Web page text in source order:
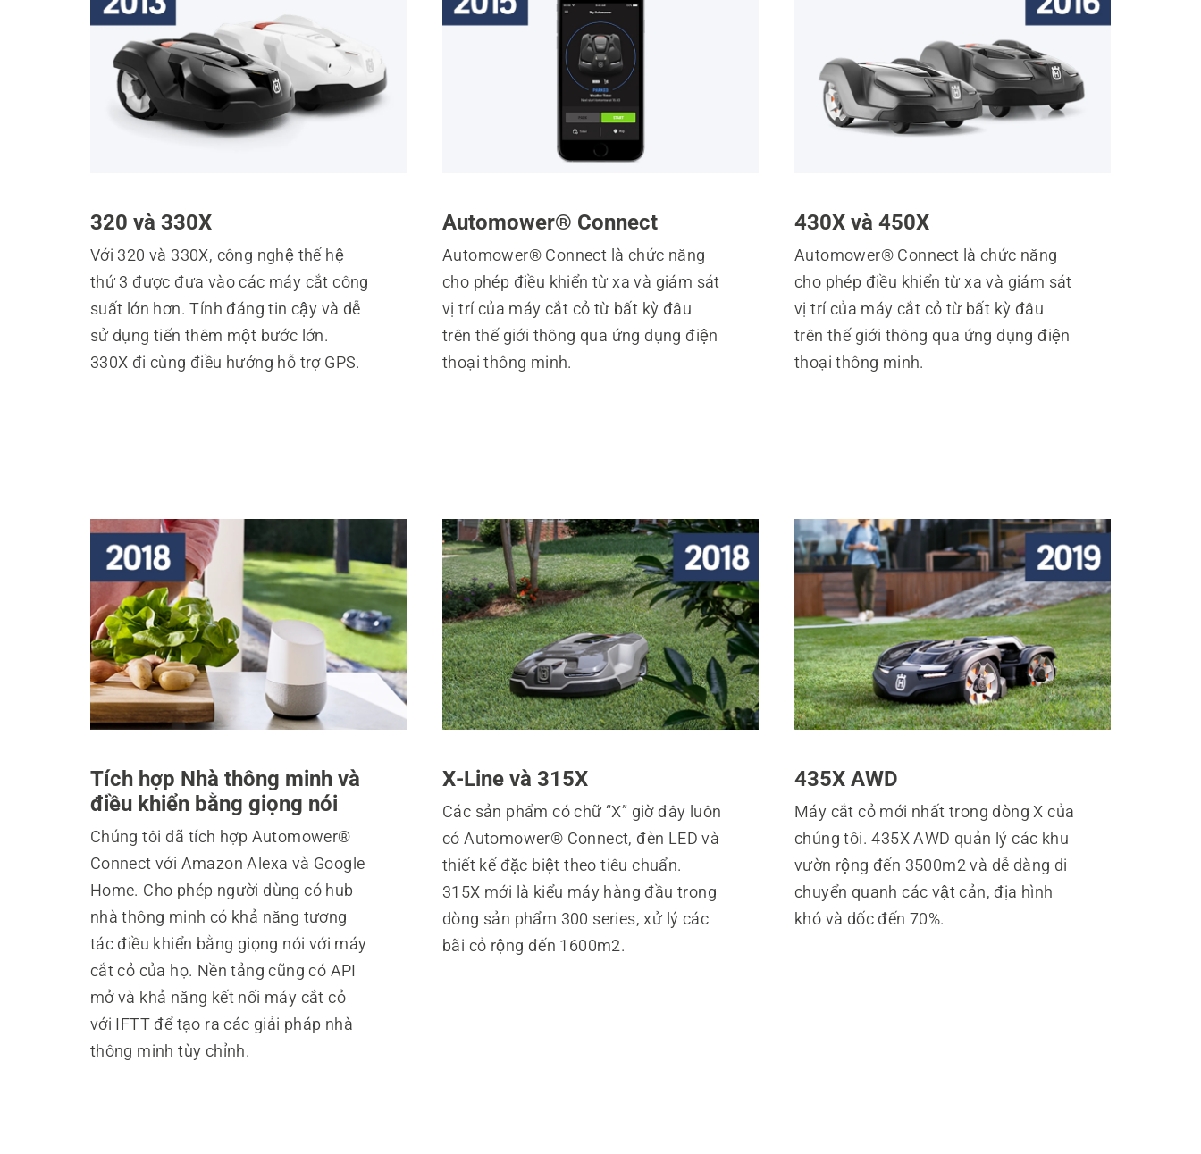
320 và 330X
Với 320 và 330X, công nghệ thế hệ
thứ 3 được đưa vào các máy cắt công
suất lớn hơn. Tính đáng tin cậy và dễ
sử dụng tiến thêm một bước lớn.
330X đi cùng điều hướng hỗ trợ GPS.
Automower® Connect
Automower® Connect là chức năng
cho phép điều khiển từ xa và giám sát
vị trí của máy cắt cỏ từ bất kỳ đâu
trên thế giới thông qua ứng dụng điện
thoại thông minh.
430X và 450X
Automower® Connect là chức năng
cho phép điều khiển từ xa và giám sát
vị trí của máy cắt cỏ từ bất kỳ đâu
trên thế giới thông qua ứng dụng điện
thoại thông minh.
Tích hợp Nhà thông minh và
điều khiển bằng giọng nói
Chúng tôi đã tích hợp Automower®
Connect với Amazon Alexa và Google
Home. Cho phép người dùng có hub
nhà thông minh có khả năng tương
tác điều khiển bằng giọng nói với máy
cắt cỏ của họ. Nền tảng cũng có API
mở và khả năng kết nối máy cắt cỏ
với IFTT để tạo ra các giải pháp nhà
thông minh tùy chỉnh.
X-Line và 315X
Các sản phẩm có chữ “X” giờ đây luôn
có Automower® Connect, đèn LED và
thiết kế đặc biệt theo tiêu chuẩn.
315X mới là kiểu máy hàng đầu trong
dòng sản phẩm 300 series, xử lý các
bãi cỏ rộng đến 1600m2.
435X AWD
Máy cắt cỏ mới nhất trong dòng X của
chúng tôi. 435X AWD quản lý các khu
vườn rộng đến 3500m2 và dễ dàng di
chuyển quanh các vật cản, địa hình
khó và dốc đến 70%.